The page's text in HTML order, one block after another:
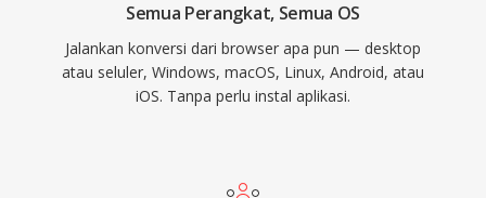
Semua Perangkat, Semua OS
Jalankan konversi dari browser apa pun — desktop
atau seluler, Windows, macOS, Linux, Android, atau
iOS. Tanpa perlu instal aplikasi.